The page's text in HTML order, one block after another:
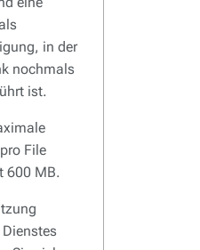
in der
nochmals
ist.
File
600 MB.